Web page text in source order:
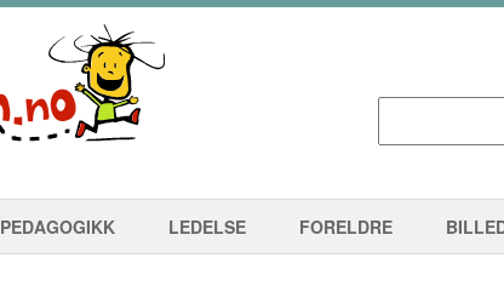
PEDAGOGIKK LEDELSE FORELDRE